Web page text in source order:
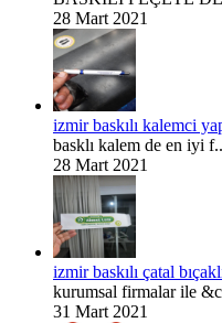
28 Mart 2021
izmir baskılı kalemci
basklı kalem de en iyi f..
28 Mart 2021
izmir baskılı çatal
kurumsal firmalar ile
31 Mart 2021